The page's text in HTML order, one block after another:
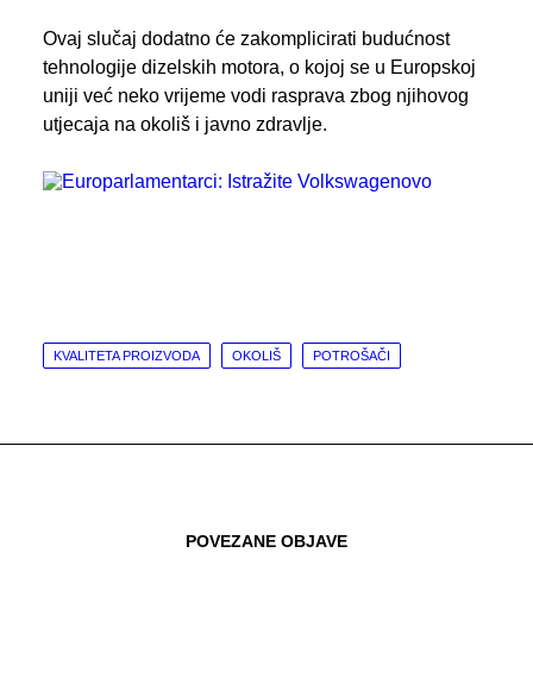
Ovaj slučaj dodatno će zakomplicirati budućnost
tehnologije dizelskih motora, o kojoj se u Europskoj
uniji već neko vrijeme vodi rasprava zbog njihovog
utjecaja na okoliš i javno zdravlje.
KVALITETA PROIZVODA OKOLIŠ POTROŠAČI
POVEZANE OBJAVE